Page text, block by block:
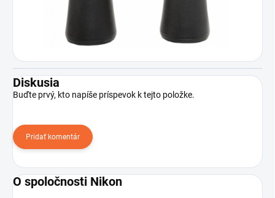
Diskusia
Buďte prvý, kto napíše príspevok k tejto položke.
Pridať komentár
O spoločnosti Nikon